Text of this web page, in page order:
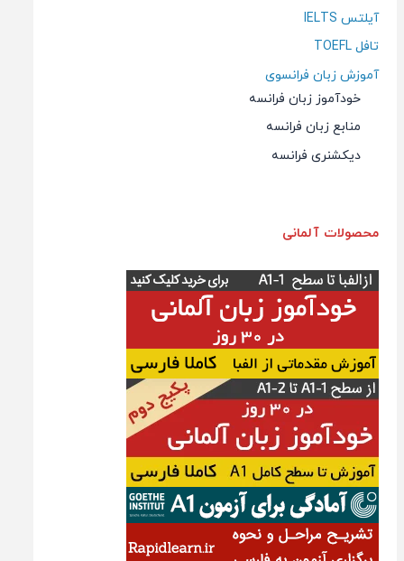
آیلتس IELTS
تافل TOEFL
آموزش زبان فرانسوی
خودآموز زبان فرانسه
منابع زبان فرانسه
دیکشنری فرانسه
محصولات آلمانی